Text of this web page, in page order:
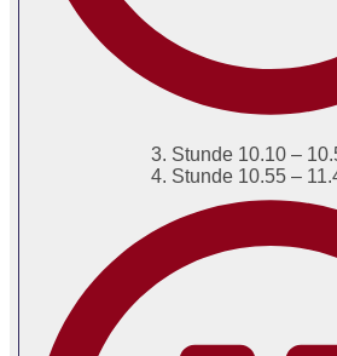
3. Stunde 10.10 –
4. Stunde 10.55 –